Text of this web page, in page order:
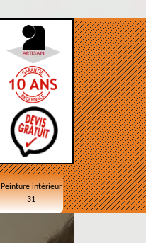
Peinture intérieur
31